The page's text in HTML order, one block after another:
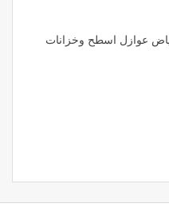
عوازل اسطح وخزانات